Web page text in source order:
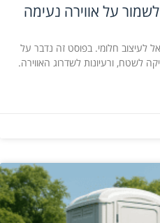
על אווירה נעימה
לעיצוב חלומי. בפוסט זה נדבר על
לשטח, ורעיונות לשדרוג האווירה.